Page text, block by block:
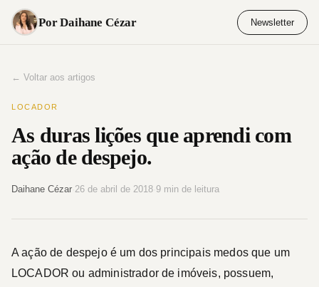
Pular
para
Por Daihane Cézar Newsletter
← Voltar aos artigos
LOCADOR
As duras lições que aprendi com
ação de despejo.
Daihane Cézar 26 de abril de 2018 9 min de leitura
A ação de despejo é um dos principais medos que um
LOCADOR ou administrador de imóveis, possuem,